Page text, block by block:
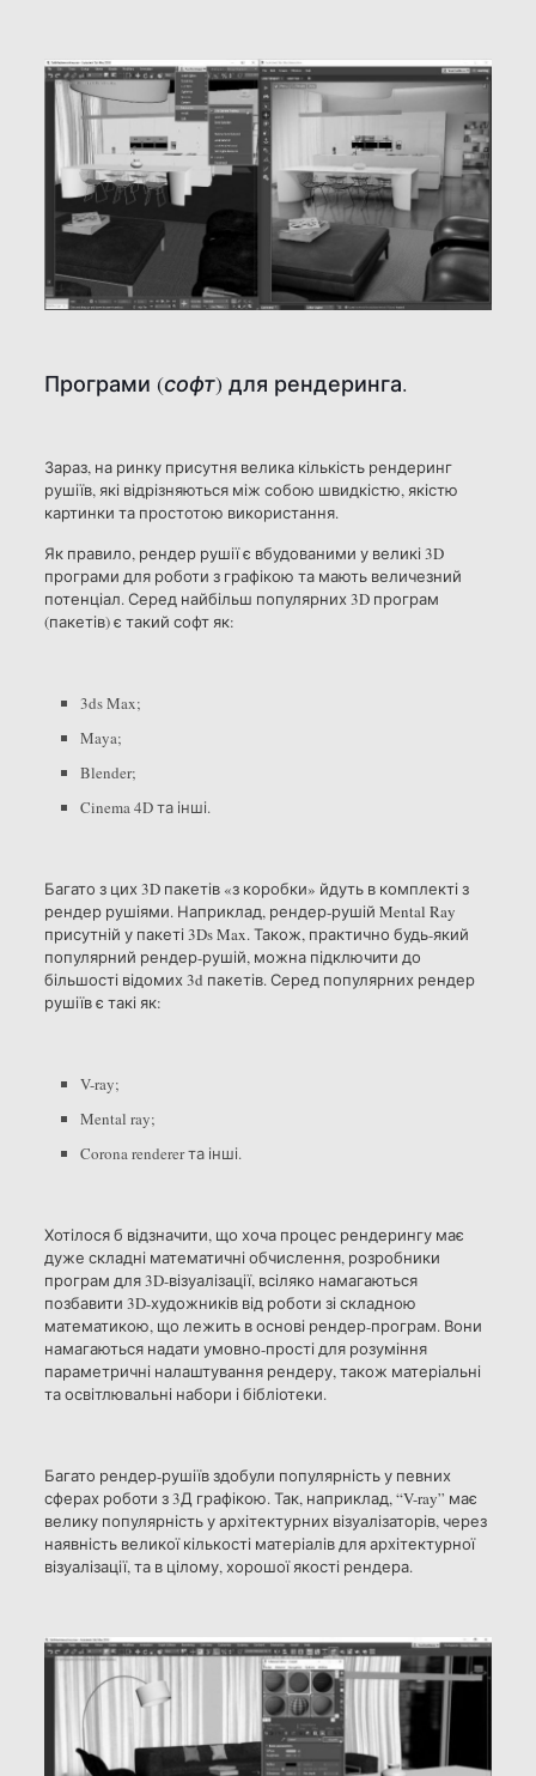
Програми (софт) для рендеринга.
Зараз, на ринку присутня велика кількість рендеринг
рушіїв, які відрізняються між собою швидкістю, якістю
картинки та простотою використання.
Як правило, рендер рушії є вбудованими у великі 3D
програми для роботи з графікою та мають величезний
потенціал. Серед найбільш популярних 3D програм
(пакетів) є такий софт як:
3ds Max;
Maya;
Blender;
Cinema 4D та інші.
Багато з цих 3D пакетів «з коробки» йдуть в комплекті з
рендер рушіями. Наприклад, рендер-рушій Mental Ray
присутній у пакеті 3Ds Max. Також, практично будь-який
популярний рендер-рушій, можна підключити до
більшості відомих 3d пакетів. Серед популярних рендер
рушіїв є такі як:
V-ray;
Mental ray;
Corona renderer та інші.
Хотілося б відзначити, що хоча процес рендерингу має
дуже складні математичні обчислення, розробники
програм для 3D-візуалізації, всіляко намагаються
позбавити 3D-художників від роботи зі складною
математикою, що лежить в основі рендер-програм. Вони
намагаються надати умовно-прості для розуміння
параметричні налаштування рендеру, також матеріальні
та освітлювальні набори і бібліотеки.
Багато рендер-рушіїв здобули популярність у певних
сферах роботи з 3Д графікою. Так, наприклад, “V-ray” має
велику популярність у архітектурних візуалізаторів, через
наявність великої кількості матеріалів для архітектурної
візуалізації, та в цілому, хорошої якості рендера.